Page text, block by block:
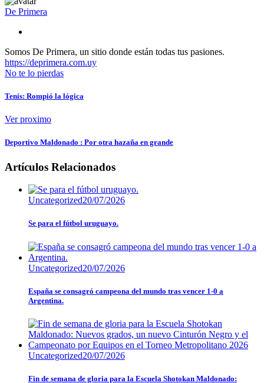
De Primera
Somos De Primera, un sitio donde están todas tus pasiones.
https://deprimera.com.uy
No te lo pierdas
Tenis: Rompió la lógica
Ver proximo
Deportivo Maldonado : Por otra hazaña en grande
Artículos Relacionados
Uncategorized20/07/2026
Se para el fútbol uruguayo.
Uncategorized20/07/2026
España se consagró campeona del mundo tras vencer 1-0 a
Argentina.
Uncategorized20/07/2026
Fin de semana de gloria para la Escuela Shotokan Maldonado: